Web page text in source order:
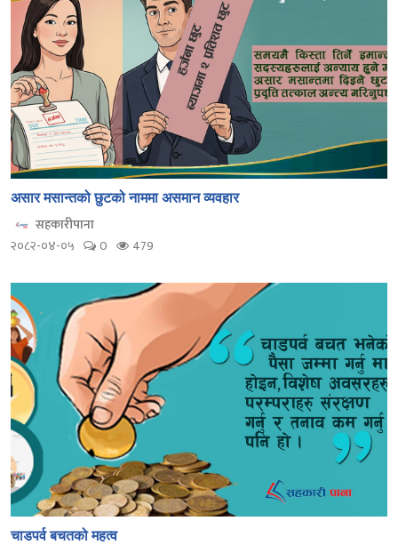
असार मसान्तको छुटको नाममा असमान व्यवहार
सहकारीपाना
२०८२-०४-०५
0 479
चाडपर्व बचतको महत्व